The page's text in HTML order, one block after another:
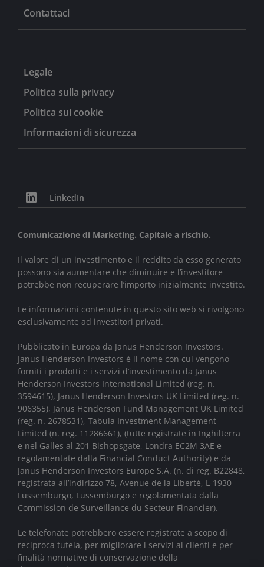
Contattaci
Legale
Politica sulla privacy
Politica sui cookie
Informazioni di sicurezza
LinkedIn
Comunicazione di Marketing. Capitale a rischio.
Il valore di un investimento e il reddito da esso generato
possono sia aumentare che diminuire e l’investitore
potrebbe non recuperare l’importo inizialmente investito.
Le informazioni contenute in questo sito web si rivolgono
esclusivamente ad investitori privati.
Pubblicato in Europa da Janus Henderson Investors.
Janus Henderson Investors è il nome con cui vengono
forniti i prodotti e i servizi d’investimento da Janus
Henderson Investors International Limited (reg. n.
3594615), Janus Henderson Investors UK Limited (reg. n.
906355), Janus Henderson Fund Management UK Limited
(reg. n. 2678531), Tabula Investment Management
Limited (n. reg. 11286661), (tutte registrate in Inghilterra
e nel Galles al 201 Bishopsgate, Londra EC2M 3AE e
regolamentate dalla Financial Conduct Authority) e da
Janus Henderson Investors Europe S.A. (n. di reg. B22848,
registrata all’indirizzo 78, Avenue de la Liberté, L-1930
Lussemburgo, Lussemburgo e regolamentata dalla
Commission de Surveillance du Secteur Financier).
Le telefonate potrebbero essere registrate a scopo di
reciproca tutela, per migliorare i servizi ai clienti e per
finalità normative di conservazione della